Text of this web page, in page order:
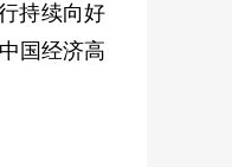
持续向好
国经济高